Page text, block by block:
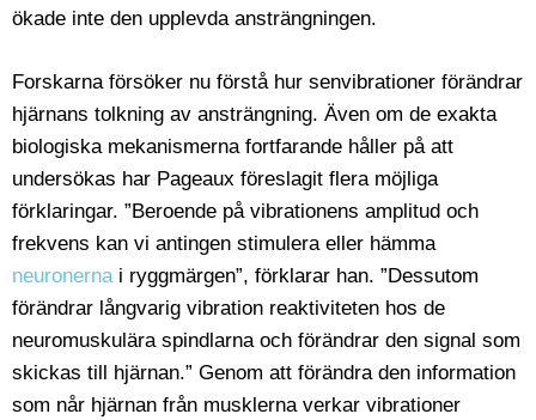
ökade inte den upplevda ansträngningen.
Forskarna försöker nu förstå hur senvibrationer förändrar
hjärnans tolkning av ansträngning. Även om de exakta
biologiska mekanismerna fortfarande håller på att
undersökas har Pageaux föreslagit flera möjliga
förklaringar. ”Beroende på vibrationens amplitud och
frekvens kan vi antingen stimulera eller hämma
neuronernai ryggmärgen”, förklarar han. ”Dessutom
förändrar långvarig vibration reaktiviteten hos de
neuromuskulära spindlarna och förändrar den signal som
skickas till hjärnan.” Genom att förändra den information
som når hjärnan från musklerna verkar vibrationer